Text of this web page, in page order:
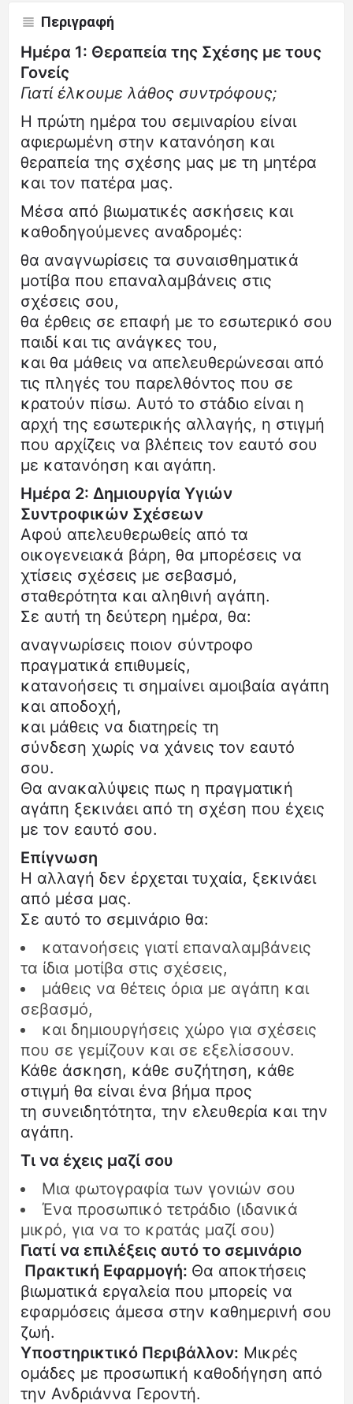
Περιγραφή
Ημέρα 1: Θεραπεία της Σχέσης με τους
Γονείς
Γιατί έλκουμε λάθος συντρόφους;
Η πρώτη ημέρα του σεμιναρίου είναι
αφιερωμένη στην κατανόηση και
θεραπεία της σχέσης μας με τη μητέρα
και τον πατέρα μας.
Μέσα από βιωματικές ασκήσεις και
καθοδηγούμενες αναδρομές:
θα αναγνωρίσεις τα συναισθηματικά
μοτίβα που επαναλαμβάνεις στις
σχέσεις σου,
θα έρθεις σε επαφή με το εσωτερικό σου
παιδί και τις ανάγκες του,
και θα μάθεις να απελευθερώνεσαι από
τις πληγές του παρελθόντος που σε
κρατούν πίσω. Αυτό το στάδιο είναι η
αρχή της εσωτερικής αλλαγής, η στιγμή
που αρχίζεις να βλέπεις τον εαυτό σου
με κατανόηση και αγάπη.
Ημέρα 2: Δημιουργία Υγιών
Συντροφικών Σχέσεων
Αφού απελευθερωθείς από τα
οικογενειακά βάρη, θα μπορέσεις να
χτίσεις σχέσεις με σεβασμό,
σταθερότητα και αληθινή αγάπη.
Σε αυτή τη δεύτερη ημέρα, θα:
αναγνωρίσεις ποιον σύντροφο
πραγματικά επιθυμείς,
κατανοήσεις τι σημαίνει αμοιβαία αγάπη
και αποδοχή,
και μάθεις να διατηρείς τη
σύνδεση χωρίς να χάνεις τον εαυτό
σου.
Θα ανακαλύψεις πως η πραγματική
αγάπη ξεκινάει από τη σχέση που έχεις
με τον εαυτό σου.
Επίγνωση
Η αλλαγή δεν έρχεται τυχαία, ξεκινάει
από μέσα μας.
Σε αυτό το σεμινάριο θα:
κατανοήσεις γιατί επαναλαμβάνεις
τα ίδια μοτίβα στις σχέσεις,
μάθεις να θέτεις όρια με αγάπη και
σεβασμό,
και δημιουργήσεις χώρο για σχέσεις
που σε γεμίζουν και σε εξελίσσουν.
Κάθε άσκηση, κάθε συζήτηση, κάθε
στιγμή θα είναι ένα βήμα προς
τη συνειδητότητα, την ελευθερία και την
αγάπη.
Τι να έχεις μαζί σου
Μια φωτογραφία των γονιών σου
Ένα προσωπικό τετράδιο (ιδανικά
μικρό, για να το κρατάς μαζί σου)
Γιατί να επιλέξεις αυτό το σεμινάριο
Πρακτική Εφαρμογή: Θα αποκτήσεις
βιωματικά εργαλεία που μπορείς να
εφαρμόσεις άμεσα στην καθημερινή σου
ζωή.
Υποστηρικτικό Περιβάλλον: Μικρές
ομάδες με προσωπική καθοδήγηση από
την Ανδριάννα Γεροντή.